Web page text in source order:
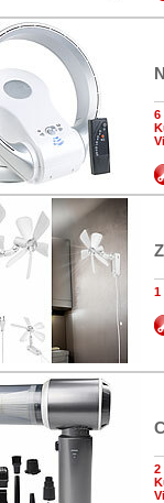
6
1
2